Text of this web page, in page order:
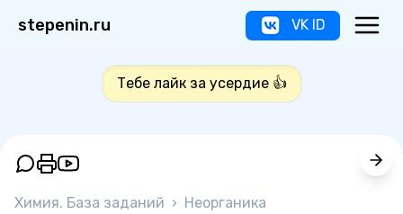
stepenin.ru VK ID
Тебе лайк за усердие 👍
Химия. База заданий › Неорганика